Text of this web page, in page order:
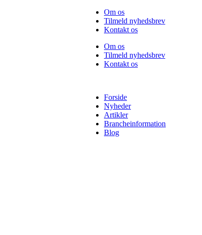
Om os
Tilmeld nyhedsbrev
Kontakt os
Om os
Tilmeld nyhedsbrev
Kontakt os
Forside
Nyheder
Artikler
Brancheinformation
Blog